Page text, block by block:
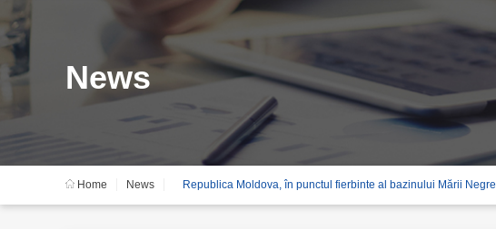
News
Home News Republica Moldova, în punctul fierbinte al bazinului Mării Negre